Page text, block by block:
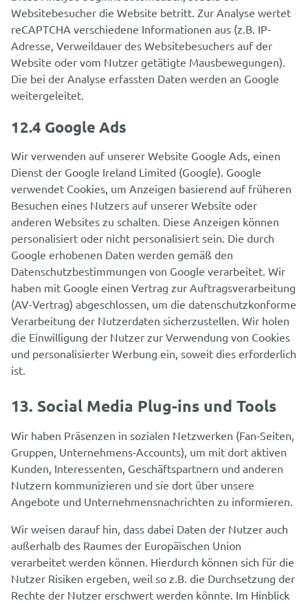
Websitebesucher die Website betritt. Zur Analyse wertet
reCAPTCHA verschiedene Informationen aus (z.B. IP-
Adresse, Verweildauer des Websitebesuchers auf der
Website oder vom Nutzer getätigte Mausbewegungen).
Die bei der Analyse erfassten Daten werden an Google
weitergeleitet.
12.4 Google Ads
Wir verwenden auf unserer Website Google Ads, einen
Dienst der Google Ireland Limited (Google). Google
verwendet Cookies, um Anzeigen basierend auf früheren
Besuchen eines Nutzers auf unserer Website oder
anderen Websites zu schalten. Diese Anzeigen können
personalisiert oder nicht personalisiert sein. Die durch
Google erhobenen Daten werden gemäß den
Datenschutzbestimmungen von Google verarbeitet. Wir
haben mit Google einen Vertrag zur Auftragsverarbeitung
(AV-Vertrag) abgeschlossen, um die datenschutzkonforme
Verarbeitung der Nutzerdaten sicherzustellen. Wir holen
die Einwilligung der Nutzer zur Verwendung von Cookies
und personalisierter Werbung ein, soweit dies erforderlich
ist.
13. Social Media Plug-ins und Tools
Wir haben Präsenzen in sozialen Netzwerken (Fan-Seiten,
Gruppen, Unternehmens-Accounts), um mit dort aktiven
Kunden, Interessenten, Geschäftspartnern und anderen
Nutzern kommunizieren und sie dort über unsere
Angebote und Unternehmensnachrichten zu informieren.
Wir weisen darauf hin, dass dabei Daten der Nutzer auch
außerhalb des Raumes der Europäischen Union
verarbeitet werden können. Hierdurch können sich für die
Nutzer Risiken ergeben, weil so z.B. die Durchsetzung der
Rechte der Nutzer erschwert werden könnte. Im Hinblick